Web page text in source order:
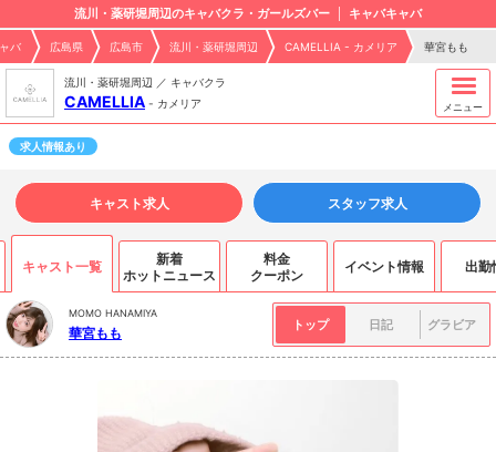
流川・薬研堀周辺のキャバクラ・ガールズバー キャバキャバ
バ 広島県 広島市 流川・薬研堀周辺 CAMELLIA - カメリア 華宮もも
流川・薬研堀周辺 ／ キャバクラ
CAMELLIA - カメリア メニュー
求人情報あり
キャスト求人 スタッフ求人
キャスト一覧
新着
ホットニュース
料金
クーポン
イベント情報 出勤
MOMO HANAMIYA
華宮もも トップ 日記 グラビア